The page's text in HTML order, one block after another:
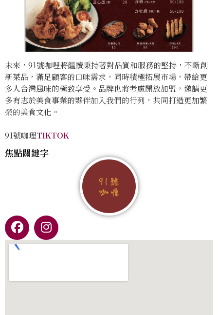
未來，91號咖哩將繼續秉持著對品質和服務的堅持，不斷創
新菜品，滿足顧客的口味需求，同時積極拓展市場，帶給更
多人台灣風味的極致享受。品牌也將考慮開放加盟，邀請更
多有志於美食事業的夥伴加入我們的行列，共同打造更加繁
榮的美食文化。
91號咖理TIKTOK
焦點關鍵字